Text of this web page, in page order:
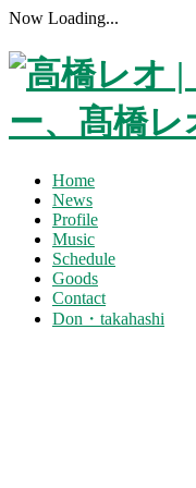
Now Loading...
Home
News
Profile
Music
Schedule
Goods
Contact
Don・takahashi